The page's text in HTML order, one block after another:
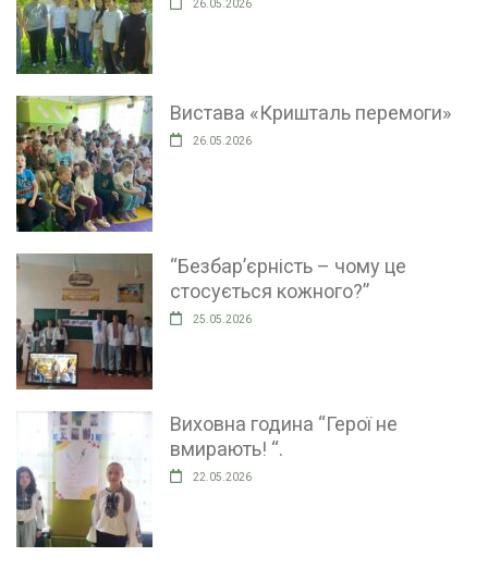
26.05.2026
Вистава «Кришталь перемоги»
26.05.2026
“Безбар’єрність – чому це
стосується кожного?”
25.05.2026
Виховна година “Герої не
вмирають! “.
22.05.2026